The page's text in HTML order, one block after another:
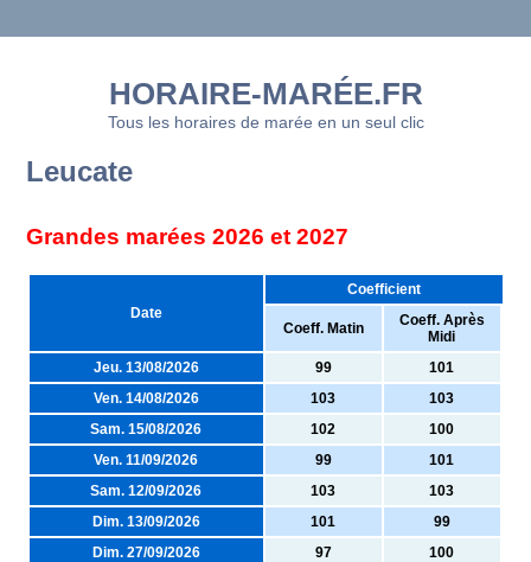
HORAIRE-MARÉE.FR
Tous les horaires de marée en un seul clic
Leucate
Grandes marées 2026 et 2027
Date
Coefficient
Coeff. Matin
Coeff. Après
Midi
Jeu. 13/08/2026
99
101
Ven. 14/08/2026
103
103
Sam. 15/08/2026
102
100
Ven. 11/09/2026
99
101
Sam. 12/09/2026
103
103
Dim. 13/09/2026
101
99
Dim. 27/09/2026
97
100